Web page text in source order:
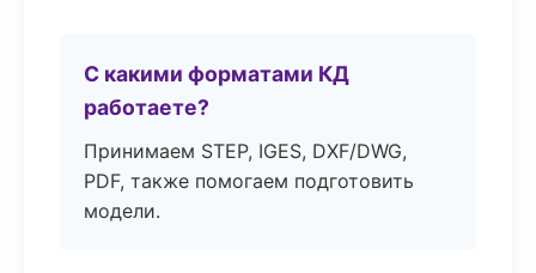
С какими форматами КД
работаете?
Принимаем STEP, IGES, DXF/DWG,
PDF, также помогаем подготовить
модели.